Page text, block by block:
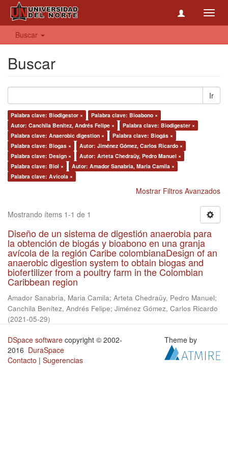
Buscar
Buscar
Ir
Palabra clave: Biodigestor ×
Palabra clave: Bioabono ×
Autor: Canchila Benítez, Andrés Felipe ×
Palabra clave: Biodigester ×
Palabra clave: Anaerobic digestion ×
Palabra clave: Biogás ×
Palabra clave: Biogas ×
Autor: Jiménez Gómez, Carlos Ricardo ×
Palabra clave: Design ×
Autor: Arteta Chedraüy, Pedro Manuel ×
Palabra clave: Biol ×
Autor: Amador Sanabria, Maria Camila ×
Palabra clave: Avícola ×
Mostrar Filtros Avanzados
Mostrando ítems 1-1 de 1
Diseño de un sistema de digestión anaerobia para
la obtención de biogás y bioabono en una granja
avícola de la región Caribe colombianaDesign of an
anaerobic digestion system to obtain biogas and
biofertilizer from a poultry farm in the Colombian
Caribbean region
Amador Sanabria, Maria Camila; Arteta Chedraüy, Pedro Manuel;
Canchila Benítez, Andrés Felipe; Jiménez Gómez, Carlos Ricardo
(2021-05-29)
DSpace software copyright © 2002-
2016 DuraSpace
Contacto | Sugerencias
Theme by